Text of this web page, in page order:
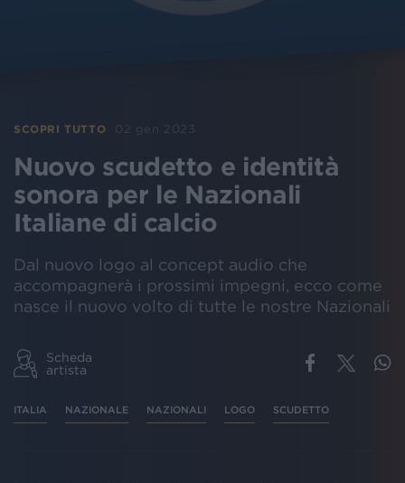
SCOPRI TUTTO 02 gen 2023
Nuovo scudetto e identità
sonora per le Nazionali
Italiane di calcio
Dal nuovo logo al concept audio che
accompagnerà i prossimi impegni, ecco come
nasce il nuovo volto di tutte le nostre Nazionali
Scheda
artista
ITALIA NAZIONALE NAZIONALI LOGO SCUDETTO